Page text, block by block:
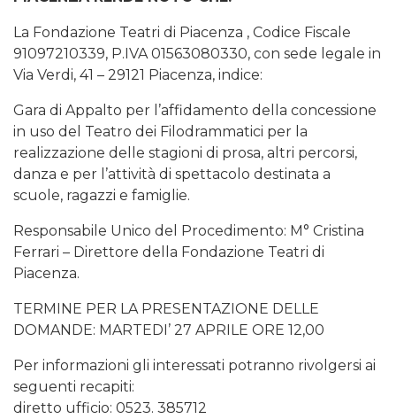
La Fondazione Teatri di Piacenza , Codice Fiscale
91097210339, P.IVA 01563080330, con sede legale in
Via Verdi, 41 – 29121 Piacenza, indice:
Gara di Appalto per l’affidamento della concessione
in uso del Teatro dei Filodrammatici per la
realizzazione delle stagioni di prosa, altri percorsi,
danza e per l’attività di spettacolo destinata a
scuole, ragazzi e famiglie.
Responsabile Unico del Procedimento: M° Cristina
Ferrari – Direttore della Fondazione Teatri di
Piacenza.
TERMINE PER LA PRESENTAZIONE DELLE
DOMANDE: MARTEDI’ 27 APRILE ORE 12,00
Per informazioni gli interessati potranno rivolgersi ai
seguenti recapiti:
diretto ufficio: 0523. 385712